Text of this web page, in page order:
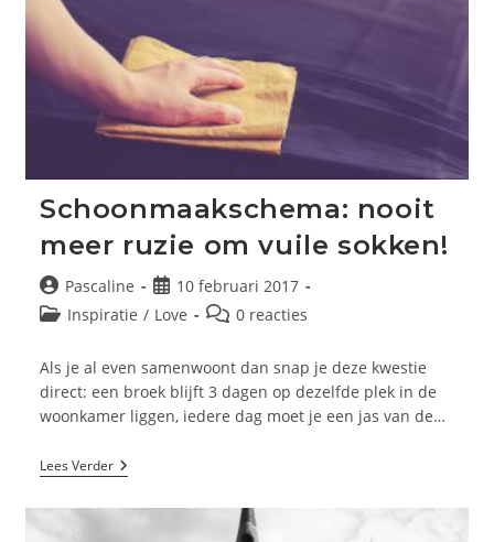
Schoonmaakschema: nooit
meer ruzie om vuile sokken!
Bericht
auteur:
Pascaline
Bericht
gepubliceerd
10 februari 2017
Berichtcategorie:
Inspiratie / Love
Bericht0 reacties
Als je al even samenwoont dan snap je deze kwestie
direct: een broek blijft 3 dagen op dezelfde plek in de
woonkamer liggen, iedere dag moet je een jas van de…
Lees VerderSchoonmaakschema:
Nooit